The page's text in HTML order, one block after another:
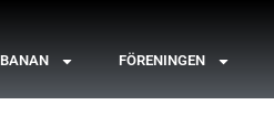
FÖRENINGEN